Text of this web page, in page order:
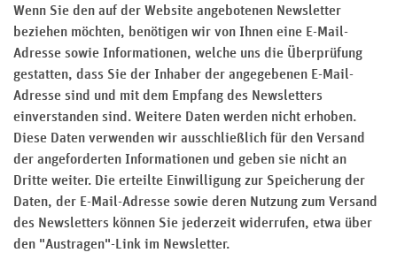
Wenn Sie den auf der Website angebotenen Newsletter
beziehen möchten, benötigen wir von Ihnen eine E-Mail-
Adresse sowie Informationen, welche uns die Überprüfung
gestatten, dass Sie der Inhaber der angegebenen E-Mail-
Adresse sind und mit dem Empfang des Newsletters
einverstanden sind. Weitere Daten werden nicht erhoben.
Diese Daten verwenden wir ausschließlich für den Versand
der angeforderten Informationen und geben sie nicht an
Dritte weiter. Die erteilte Einwilligung zur Speicherung der
Daten, der E-Mail-Adresse sowie deren Nutzung zum Versand
des Newsletters können Sie jederzeit widerrufen, etwa über
den "Austragen"-Link im Newsletter.